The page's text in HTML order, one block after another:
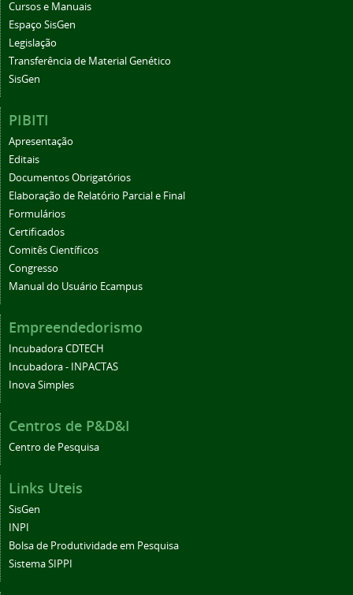
Cursos e Manuais
Espaço SisGen
Legislação
Transferência de Material Genético
SisGen
PIBITI
Apresentação
Editais
Documentos Obrigatórios
Elaboração de Relatório Parcial e Final
Formulários
Certificados
Comitês Científicos
Congresso
Manual do Usuário Ecampus
Empreendedorismo
Incubadora CDTECH
Incubadora - INPACTAS
Inova Simples
Centros de P&D&I
Centro de Pesquisa
Links Uteis
SisGen
INPI
Bolsa de Produtividade em Pesquisa
Sistema SIPPI